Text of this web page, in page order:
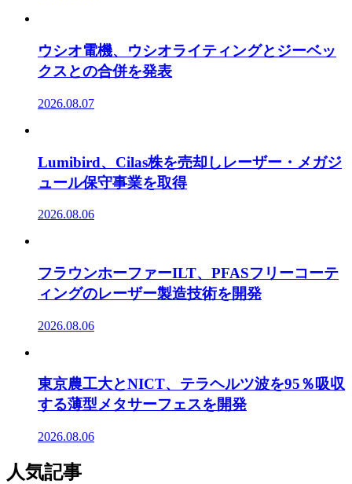
ウシオ電機、ウシオライティングとジーベッ
クスとの合併を発表
2026.08.07
Lumibird、Cilas株を売却しレーザー・メガジ
ュール保守事業を取得
2026.08.06
フラウンホーファーILT、PFASフリーコーテ
ィングのレーザー製造技術を開発
2026.08.06
東京農工大とNICT、テラヘルツ波を95％吸収
する薄型メタサーフェスを開発
2026.08.06
人気記事